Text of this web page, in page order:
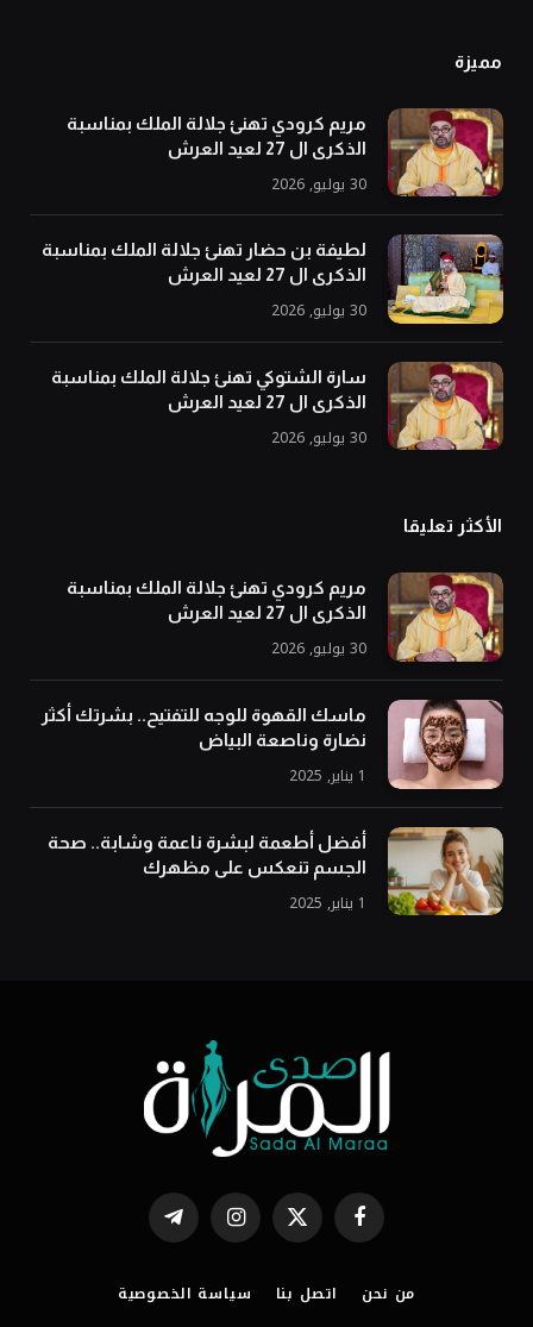
مميزة
مريم كرودي تهنئ جلالة الملك بمناسبة
الذكرى ال 27 لعيد العرش
30 يوليو, 2026
لطيفة بن حضار تهنئ جلالة الملك بمناسبة
الذكرى ال 27 لعيد العرش
30 يوليو, 2026
سارة الشتوكي تهنئ جلالة الملك بمناسبة
الذكرى ال 27 لعيد العرش
30 يوليو, 2026
الأكثر تعليقا
مريم كرودي تهنئ جلالة الملك بمناسبة
الذكرى ال 27 لعيد العرش
30 يوليو, 2026
ماسك القهوة للوجه للتفتيح.. بشرتك أكثر
نضارة وناصعة البياض
1 يناير, 2025
أفضل أطعمة لبشرة ناعمة وشابة.. صحة
الجسم تنعكس على مظهرك
1 يناير, 2025
فيسبوك X
الانستغرامتيلقرام
من نحن اتصل بنا سياسة الخصوصية